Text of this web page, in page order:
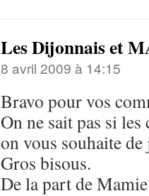
Les Dijonnais et
8 avril 2009 à 14:15
Bravo pour vos
On ne sait pas si
on vous souhaite de
Gros bisous.
De la part de